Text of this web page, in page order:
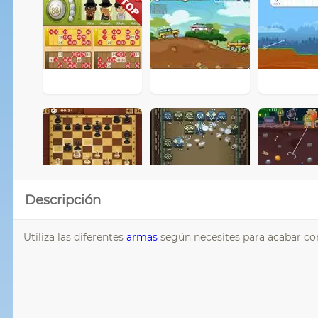
Descripción
Utiliza las diferentes armas según necesites para acabar